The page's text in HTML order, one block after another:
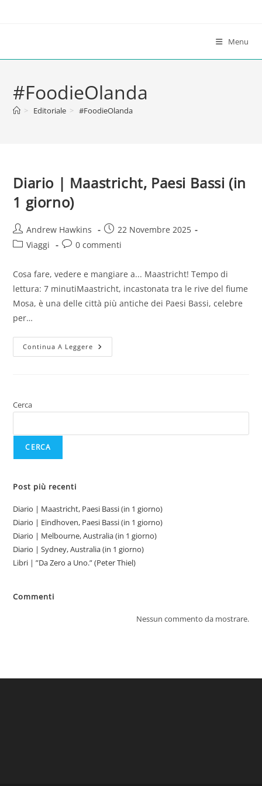
Menu
#FoodieOlanda
> Editoriale > #FoodieOlanda
Diario | Maastricht, Paesi Bassi (in
1 giorno)
Autore
dell'articolo:
Andrew Hawkins
Articolo
pubblicato:
22 Novembre 2025
Categoria
Viaggi
Commenti
0 commenti
Cosa fare, vedere e mangiare a... Maastricht! Tempo di
lettura: 7 minutiMaastricht, incastonata tra le rive del fiume
Mosa, è una delle città più antiche dei Paesi Bassi, celebre
per…
Continua A Leggere Diario
|
Cerca
CERCA
Post più recenti
Diario | Maastricht, Paesi Bassi (in 1 giorno)
Diario | Eindhoven, Paesi Bassi (in 1 giorno)
Diario | Melbourne, Australia (in 1 giorno)
Diario | Sydney, Australia (in 1 giorno)
Libri | ”Da Zero a Uno.” (Peter Thiel)
Commenti
Nessun commento da mostrare.